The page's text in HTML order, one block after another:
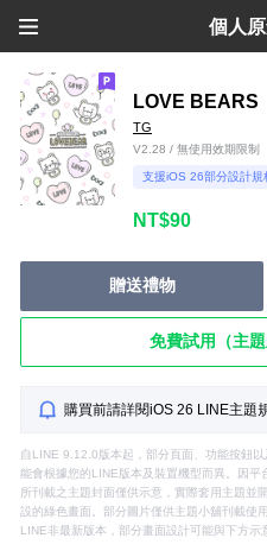
個人
LOVE BEARS
TG
V2.28 / 無使用效期限制
支援iOS 26部分設計規
NT$90
贈送禮物
免費試用（主題
購買前請詳閱iOS 26 LINE主題
自LINE 9.12.0版本起，部分頁面、功能按鈕
能會根據您的LINE版本及裝置機型而異。因
所刊載之主題封面僅供示意，實際套用主題並
設的綠色畫面。部分圖片僅供主題小舖刊載使
LINE非最新版本，部分畫面設計可能與下方示